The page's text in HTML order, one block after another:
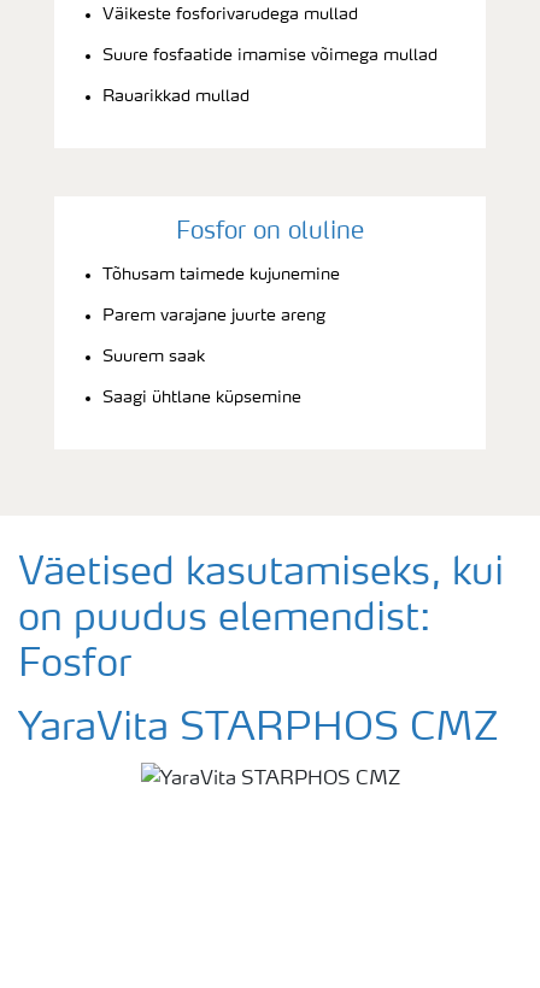
Väikeste fosforivarudega mullad
Suure fosfaatide imamise võimega mullad
Rauarikkad mullad
Fosfor on oluline
Tõhusam taimede kujunemine
Parem varajane juurte areng
Suurem saak
Saagi ühtlane küpsemine
Väetised kasutamiseks, kui
on puudus elemendist:
Fosfor
YaraVita STARPHOS CMZ